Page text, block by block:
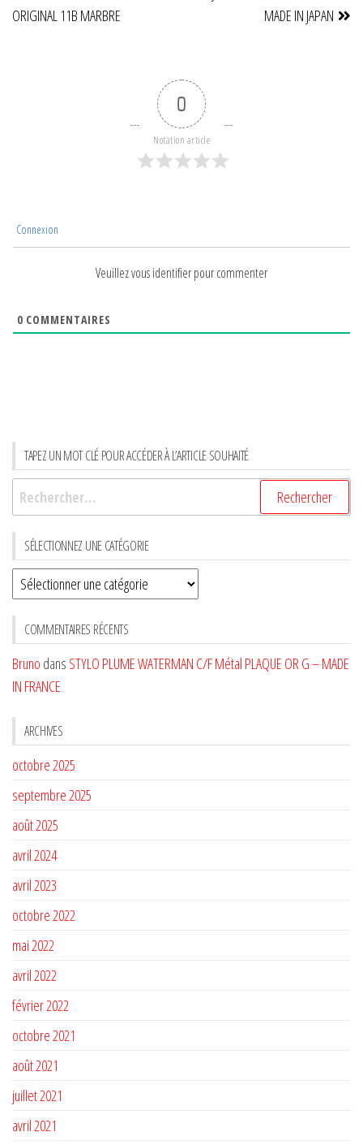
l’article
ORIGINAL 11B MARBRE
MADE IN JAPAN
0
Notation article
Connexion
Veuillez vous identifier pour commenter
0 COMMENTAIRES
TAPEZ UN MOT CLÉ POUR ACCÉDER À L’ARTICLE SOUHAITÉ
Rechercher :
SÉLECTIONNEZ UNE CATÉGORIE
Sélectionnez
une
CATÉGORIE
COMMENTAIRES RÉCENTS
Bruno dans STYLO PLUME WATERMAN C/F Métal PLAQUE OR G – MADE
IN FRANCE
ARCHIVES
octobre 2025
septembre 2025
août 2025
avril 2024
avril 2023
octobre 2022
mai 2022
avril 2022
février 2022
octobre 2021
août 2021
juillet 2021
avril 2021